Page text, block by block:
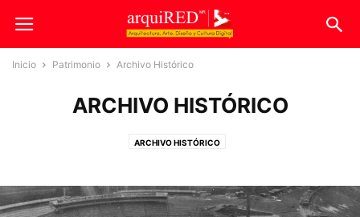
Inicio Patrimonio Archivo Histórico
ARCHIVO HISTÓRICO
ARCHIVO HISTÓRICO